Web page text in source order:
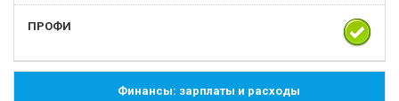
Финансы: зарплаты и расходы